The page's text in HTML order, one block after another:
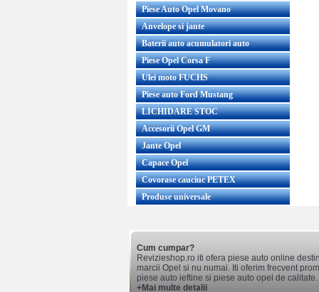
Piese Auto Opel Movano
Anvelope si jante
Baterii auto acumulatori auto
Piese Opel Corsa F
Ulei moto FUCHS
Piese auto Ford Mustang
LICHIDARE STOC
Accesorii Opel GM
Jante Opel
Capace Opel
Covorase cauciuc PETEX
Produse universale
Cum cumpar?
Revizieshop.ro iti ofera piese auto online
marcii Opel si nu numai. Iti oferim frecvent
piese auto ieftine si piese auto opel de calitate.
+Mai multe detalii